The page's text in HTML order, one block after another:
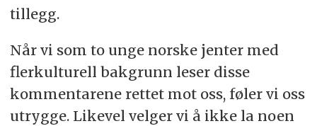
tillegg.
Når vi som to unge norske jenter med
flerkulturell bakgrunn leser disse
kommentarene rettet mot oss, føler vi oss
utrygge. Likevel velger vi å ikke la noen